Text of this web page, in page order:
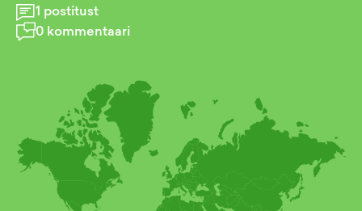
1 postitust
0 kommentaari